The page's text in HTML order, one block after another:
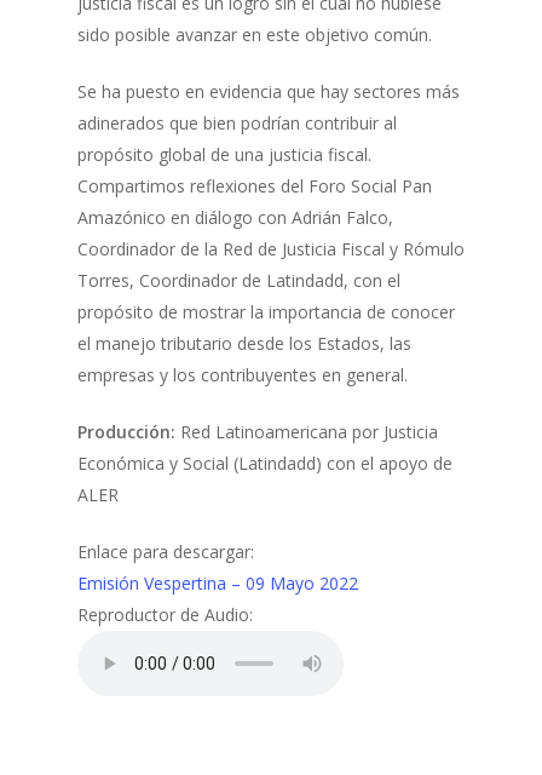
sido posible avanzar en este objetivo común.
Se ha puesto en evidencia que hay sectores más
adinerados que bien podrían contribuir al
propósito global de una justicia fiscal.
Compartimos reflexiones del Foro Social Pan
Amazónico en diálogo con Adrián Falco,
Coordinador de la Red de Justicia Fiscal y Rómulo
Torres, Coordinador de Latindadd, con el
propósito de mostrar la importancia de conocer
el manejo tributario desde los Estados, las
empresas y los contribuyentes en general.
Producción: Red Latinoamericana por Justicia
Económica y Social (Latindadd) con el apoyo de
ALER
Enlace para descargar:
Emisión Vespertina – 09 Mayo 2022
Reproductor de Audio: